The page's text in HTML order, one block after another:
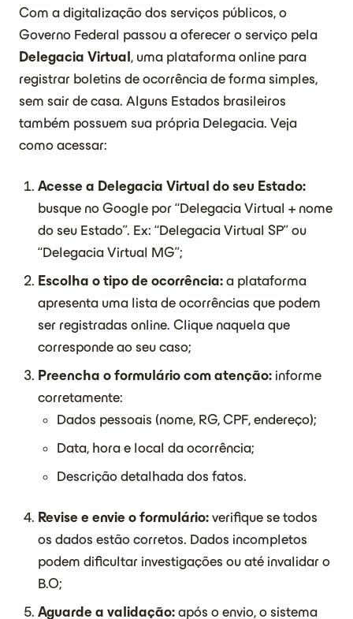
Com a digitalização dos serviços públicos, o
Governo Federal passou a oferecer o serviço pela
Delegacia Virtual , uma plataforma online para
registrar boletins de ocorrência de forma simples,
sem sair de casa. Alguns Estados brasileiros
também possuem sua própria Delegacia. Veja
como acessar:
Acesse a Delegacia Virtual do seu Estado:
busque no Google por “Delegacia Virtual + nome
do seu Estado”. Ex: “Delegacia Virtual SP” ou
“Delegacia Virtual MG”;
Escolha o tipo de ocorrência: a plataforma
apresenta uma lista de ocorrências que podem
ser registradas online. Clique naquela que
corresponde ao seu caso;
Preencha o formulário com atenção: informe
corretamente:
Dados pessoais (nome, RG, CPF, endereço);
Data, hora e local da ocorrência;
Descrição detalhada dos fatos.
Revise e envie o formulário: verifique se todos
os dados estão corretos. Dados incompletos
podem dificultar investigações ou até invalidar o
B.O;
Aguarde a validação: após o envio, o sistema